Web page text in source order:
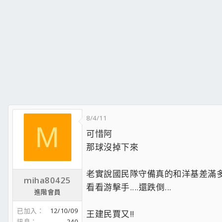
M
miha80425
進階會員
已加入
12/10/09
8/4/11
可惜阿
那球沒掉下來
老實說國民隊守備真的和洋基差滿
看看游擊手....還跌倒...
王建民賈又!!